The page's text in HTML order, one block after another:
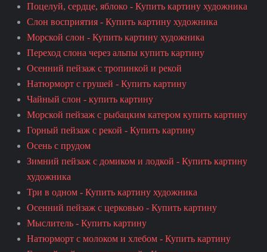
Поцелуй, сердце, яблоко - Купить картину художника
Слон восприятия - Купить картину художника
Морской слон - Купить картину художника
Переход слона через альпы купить картину
Осенний пейзаж с тропинкой и рекой
Натюрморт с грушей - Купить картину
Чайный слон - купить картину
Морской пейзаж с рыбацким катером купить картину
Горный пейзаж с рекой - Купить картину
Осень с прудом
Зимний пейзаж с домиком и лодкой - Купить картину
художника
Три в одном - Купить картину художника
Осенний пейзаж с церковью - Купить картину
Мыслитель - Купить картину
Натюрморт с молоком и хлебом - Купить картину